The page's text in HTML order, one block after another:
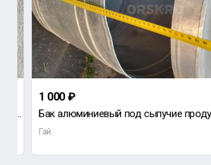
Мочалка одинарная - 50 см = 200₽ Мочалка &quot; Цилиндр&quot; - 40 см = 250₽ г.
1 000 ₽
Бак алюминиевый под сыпучие
Гай